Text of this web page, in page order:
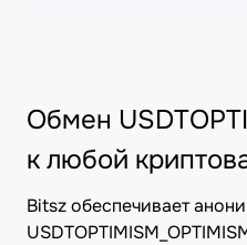
Обмен
к любой
Bitsz обеспечивает